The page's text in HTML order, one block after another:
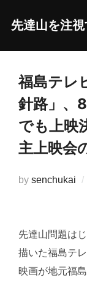
先達山を注
福島テレ
針路」、
でも上映
主上映会
by senchukai
先達山問題は
描いた福島テ
映画が地元福